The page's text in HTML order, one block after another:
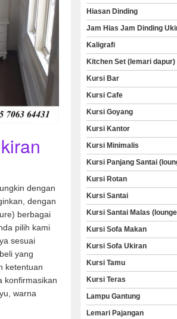
dengan
dengan
berbagai
pilih kami
sesuai
yang
ketentuan
konfirmasikan
warna
Hiasan Dinding
Jam Hias Jam Dinding
Kaligrafi
Kitchen Set (lemari dapur)
Kursi Bar
Kursi Cafe
Kursi Goyang
Kursi Kantor
Kursi Minimalis
Kursi Panjang Santai
Kursi Rotan
Kursi Santai
Kursi Santai Malas
Kursi Sofa Makan
Kursi Sofa Ukiran
Kursi Tamu
Kursi Teras
Lampu Gantung
Lemari Pajangan